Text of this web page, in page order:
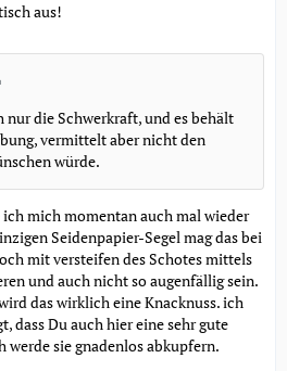
aus!
die Schwerkraft, und es behält
vermittelt aber nicht den
würde.
mich momentan auch mal wieder
Seidenpapier-Segel mag das bei
mit versteifen des Schotes mittels
und auch nicht so augenfällig sein.
das wirklich eine Knacknuss. ich
dass Du auch hier eine sehr gute
sie gnadenlos abkupfern.